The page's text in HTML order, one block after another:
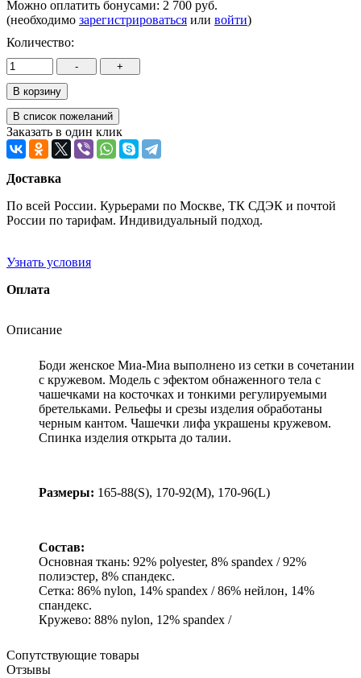
Можно оплатить бонусами: 2 700 руб.
(необходимо зарегистрироваться или войти)
Количество:
Заказать в один клик
Доставка
По всей России. Курьерами по Москве, ТК СДЭК и почтой
России по тарифам. Индивидуальный подход.
Узнать условия
Оплата
Описание
Боди женское Миа-Миа выполнено из сетки в сочетании
с кружевом. Модель с эфектом обнаженного тела с
чашечками на косточках и тонкими регулируемыми
бретельками. Рельефы и срезы изделия обработаны
черным кантом. Чашечки лифа украшены кружевом.
Спинка изделия открыта до талии.
Размеры: 165-88(S), 170-92(M), 170-96(L)
Состав:
Основная ткань: 92% polyester, 8% spandex / 92%
полиэстер, 8% спандекс.
Сетка: 86% nylon, 14% spandex / 86% нейлон, 14%
спандекс.
Кружево: 88% nylon, 12% spandex /
Сопутствующие товары
Отзывы